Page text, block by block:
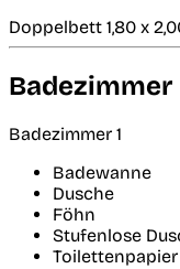
Doppelbett 1,80 x
Badezimmer
Badezimmer 1
Badewanne
Dusche
Föhn
Stufenlose
Toilettenpapier